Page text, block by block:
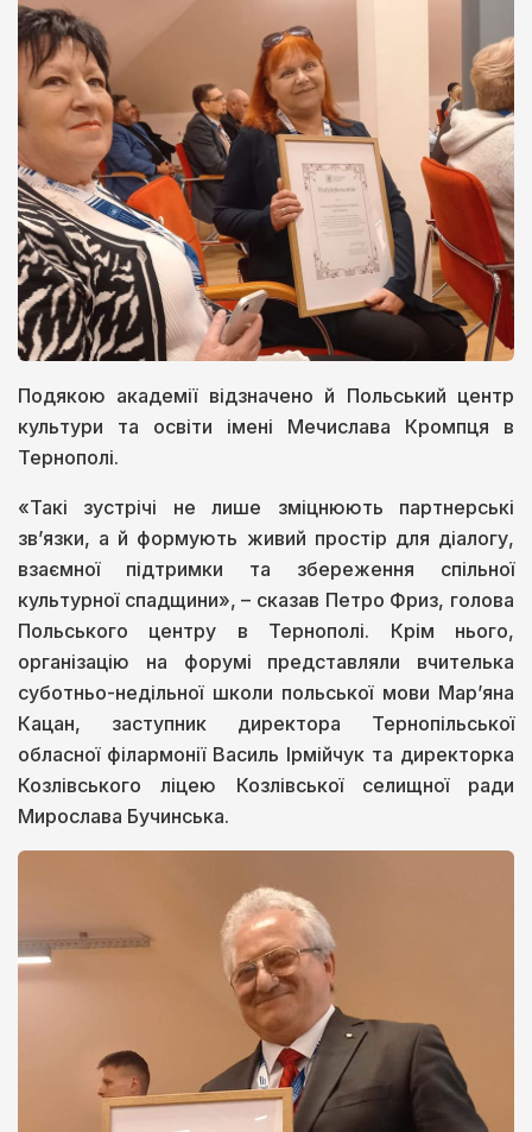
Подякою академії відзначено й Польський центр
культури та освіти імені Мечислава Кромпця в
Тернополі.
«Такі зустрічі не лише зміцнюють партнерські
зв’язки, а й формують живий простір для діалогу,
взаємної підтримки та збереження спільної
культурної спадщини», – сказав Петро Фриз, голова
Польського центру в Тернополі. Крім нього,
організацію на форумі представляли вчителька
суботньо-недільної школи польської мови Мар’яна
Кацан, заступник директора Тернопільської
обласної філармонії Василь Ірмійчук та директорка
Козлівського ліцею Козлівської селищної ради
Мирослава Бучинська.